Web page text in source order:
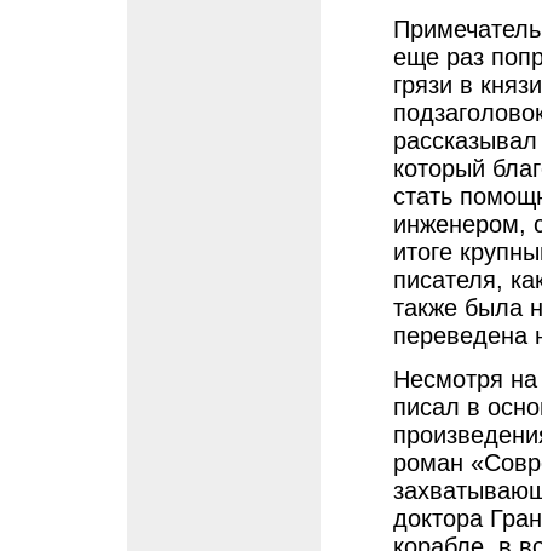
еще раз
грязи в
который
стать
инженером,
итоге
писателя,
также была
переведена
Несмотря
писал в
роман
доктора